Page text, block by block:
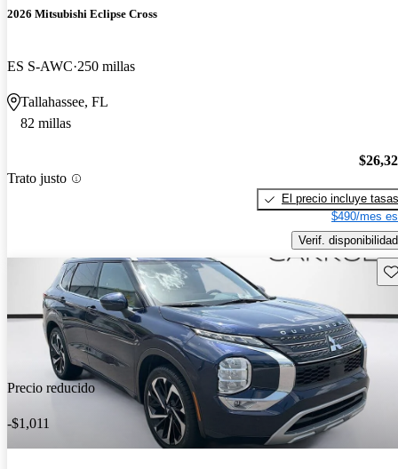
2026 Mitsubishi Eclipse Cross
ES S-AWC 250 millas
Tallahassee, FL
82 millas
Trato justo
El precio incluye tasas
$490/mes
Verif. disponibilidad
Precio reducido
-$1,011